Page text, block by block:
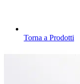
Torna a Prodotti